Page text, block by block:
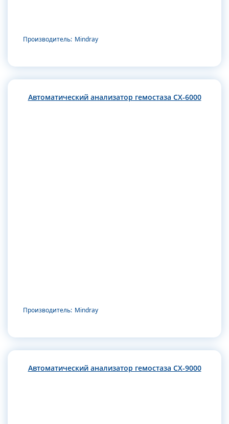
Производитель: Mindray
Автоматический анализатор гемостаза CX-6000
Производитель: Mindray
Автоматический анализатор гемостаза CX-9000